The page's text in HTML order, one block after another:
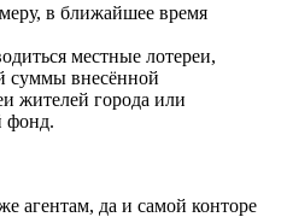
в ближайшее время
местные лотереи,
суммы внесённой
жителей города или
фонд.
агентам, да и самой конторе